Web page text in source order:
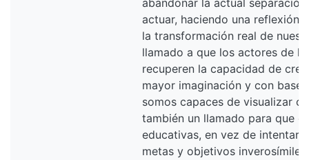
abandonar la actual
actuar, haciendo una reflexión
la transformación real de
llamado a que los actores de
recuperen la capacidad de
mayor imaginación y con base
somos capaces de visualizar
también un llamado para que
educativas, en vez de intentar
metas y objetivos